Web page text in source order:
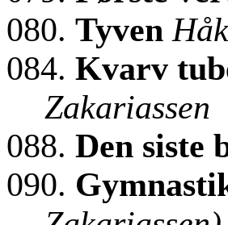
080. Tyven
084. Kvarv
Zakariassen
088. Den siste
090.